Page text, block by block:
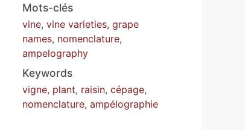
Mots-clés
vine,vine varieties,grape
names, nomenclature,
ampelography
Keywords
vigne, plant, raisin,cépage,
nomenclature,ampélographie